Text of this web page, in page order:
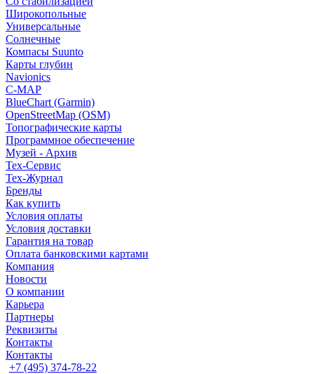
Широкопольные
Универсальные
Солнечные
Компасы Suunto
Карты глубин
Navionics
C-MAP
BlueChart (Garmin)
OpenStreetMap (OSM)
Топографические карты
Программное обеспечение
Музей - Архив
Tex-Сервис
Тех-Журнал
Бренды
Как купить
Условия оплаты
Условия доставки
Гарантия на товар
Оплата банковскими картами
Компания
Новости
О компании
Карьера
Партнеры
Реквизиты
Контакты
Контакты
+7 (495) 374-78-22